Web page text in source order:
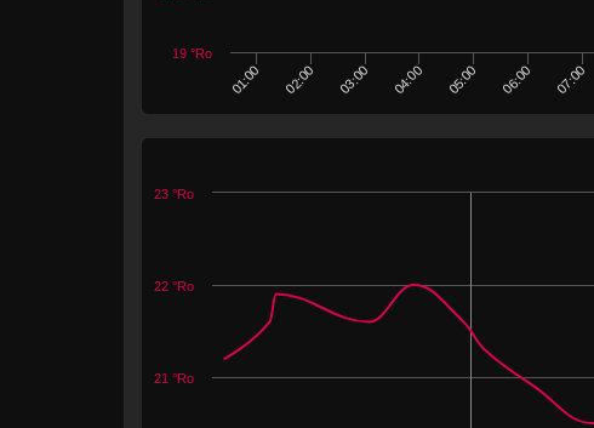
01:00 02:00 03:00 04:00 05:00 06:00 07:00
19 °Ro
21 °Ro
22 °Ro
23 °Ro